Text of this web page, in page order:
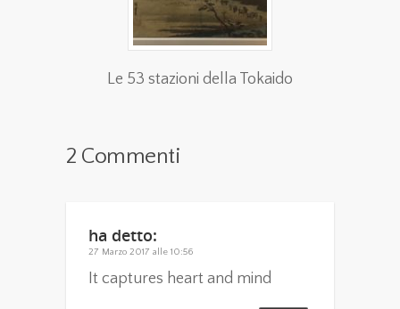
Le 53 stazioni della Tokaido
2 Commenti
ha detto:
27 Marzo 2017 alle 10:56
It captures heart and mind